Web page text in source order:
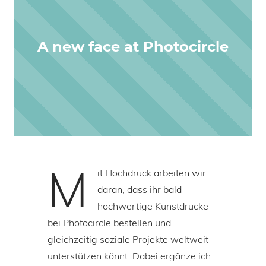
A new face at Photocircle
M
it Hochdruck arbeiten wir
daran, dass ihr bald
hochwertige Kunstdrucke
bei Photocircle bestellen und
gleichzeitig soziale Projekte weltweit
unterstützen könnt. Dabei ergänze ich